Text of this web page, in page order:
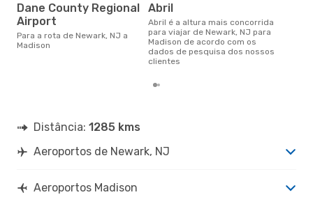
Dane County Regional
Airport
Para a rota de Newark, NJ a
Madison
abril
abril é a altura mais concorrida
para viajar de Newark, NJ para
Madison de acordo com os
dados de pesquisa dos nossos
clientes
Distância: 1285 kms
Aeroportos de Newark, NJ
Aeroportos Madison